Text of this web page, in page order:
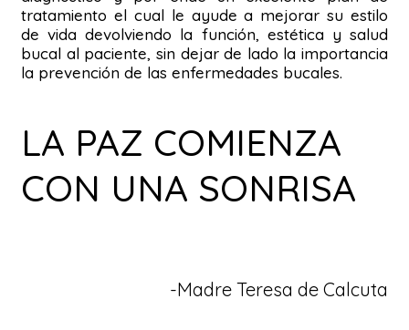
tratamiento el cual le ayude a mejorar su estilo
de vida devolviendo la función, estética y salud
bucal al paciente, sin dejar de lado la importancia
la prevención de las enfermedades bucales.
LA PAZ COMIENZA
CON UNA SONRISA
-Madre Teresa de Calcuta